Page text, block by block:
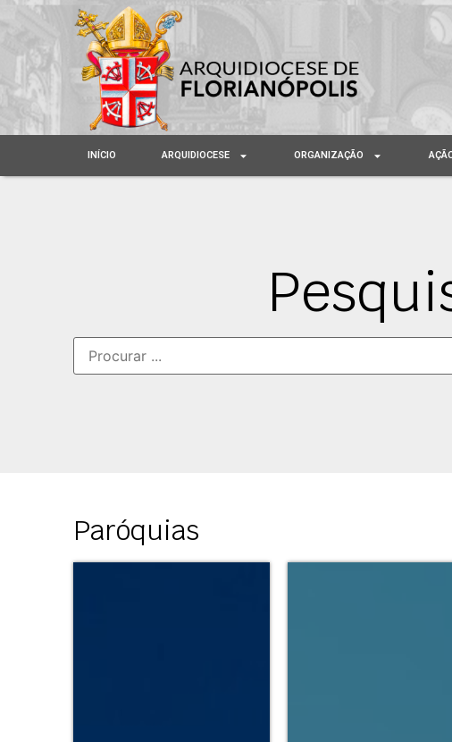
INÍCIO ARQUIDIOCESE ORGANIZAÇÃO
Paróquias